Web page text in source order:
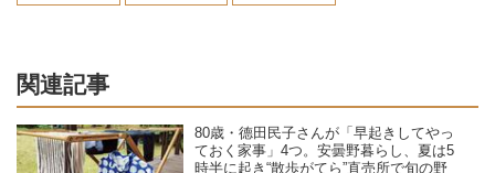
関連記事
80歳・德田民子さんが「早起きしてやっ
ておく家事」4つ。安曇野暮らし、夏は5
時半に起き“散歩がてら”直売所で旬の野